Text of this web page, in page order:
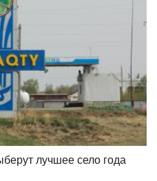
лучшее село года